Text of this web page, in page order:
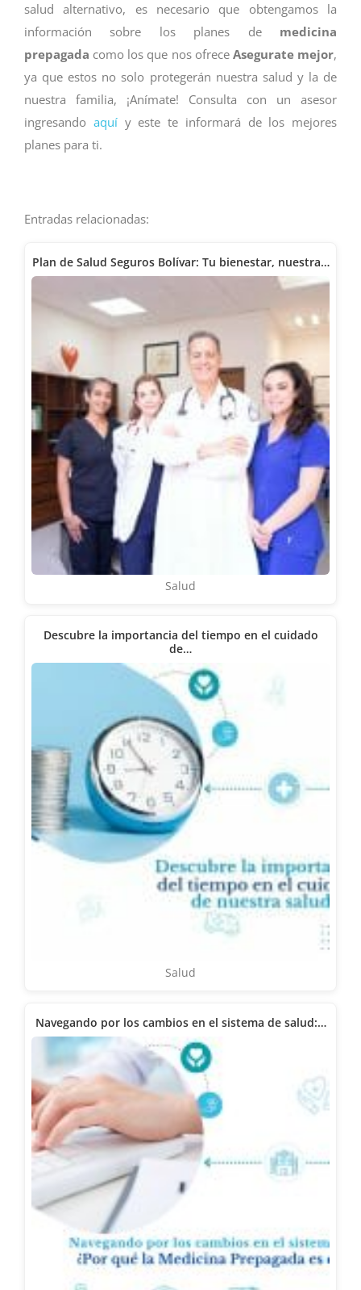
salud alternativo, es necesario que obtengamos la
información sobre los planes de medicina
prepagada como los que nos ofrece Asegurate mejor,
ya que estos no solo protegerán nuestra salud y la de
nuestra familia, ¡Anímate! Consulta con un asesor
ingresando aquíy este te informará de los mejores
planes para ti.
Entradas relacionadas:
Plan de Salud Seguros Bolívar: Tu bienestar, nuestra…
Salud
Descubre la importancia del tiempo en el cuidado
de…
Salud
Navegando por los cambios en el sistema de salud:…